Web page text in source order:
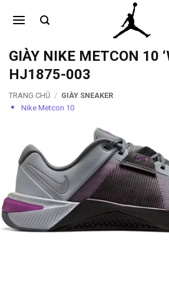
qua
dungGIÀY NIKE METCON 10
HJ1875-003
TRANG CHỦ / GIÀY SNEAKER
Nike Metcon 10